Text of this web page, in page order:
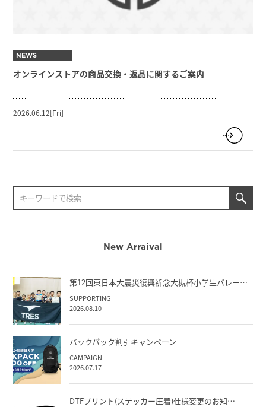
NEWS
オンラインストアの商品交換・返品に関するご案内
2026.06.12[Fri]
New Arraival
第12回東日本大震災復興祈念大槻杯小学生バレー…
SUPPORTING
2026.08.10
バックパック割引キャンペーン
CAMPAIGN
2026.07.17
DTFプリント(ステッカー圧着)仕様変更のお知…